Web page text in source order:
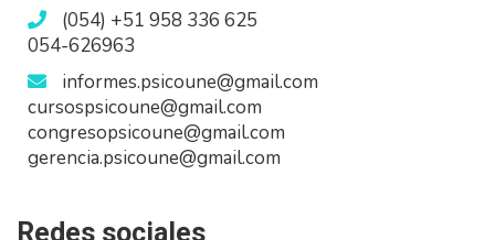
(054) +51 958 336 625
054-626963
informes.psicoune@gmail.com
cursospsicoune@gmail.com
congresopsicoune@gmail.com
gerencia.psicoune@gmail.com
Redes sociales